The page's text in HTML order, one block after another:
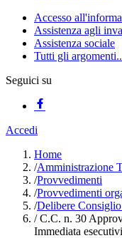
Accesso
Assistenza agli
Assistenza sociale
Tutti gli
Seguici su
Accedi
Home
/Amministrazione
/Provvedimenti
/Provvedimenti
/Delibere
/C.C. n. 30
Immediata